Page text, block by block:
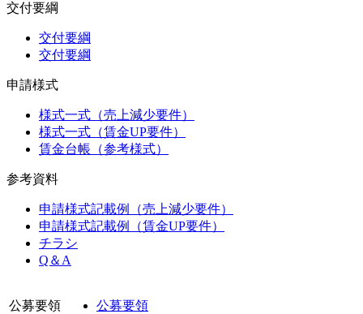
交付要綱
交付要綱
交付要綱
申請様式
様式一式（売上減少要件）
様式一式（賃金UP要件）
賃金台帳（参考様式）
参考資料
申請様式記載例（売上減少要件）
申請様式記載例（賃金UP要件）
チラシ
Q＆A
公募要領 公募要領